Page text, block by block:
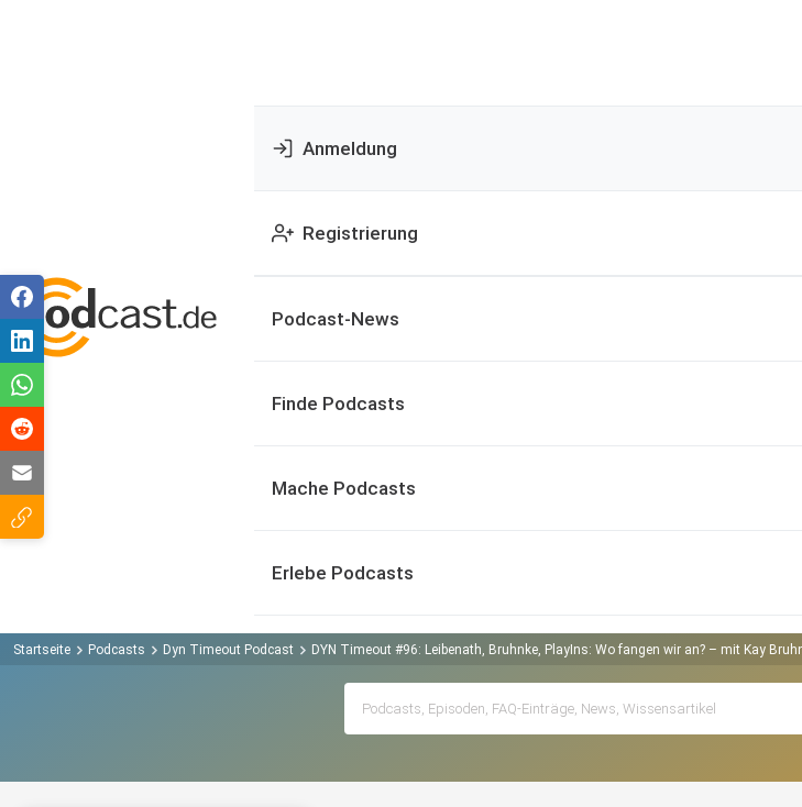
Anmeldung
Registrierung
Podcast-News
Finde Podcasts
Mache Podcasts
Erlebe Podcasts
Startseite Podcasts Dyn Timeout Podcast DYN Timeout #96: Leibenath, Bruhnke, PlayIns: Wo fangen wir an? – mit Kay